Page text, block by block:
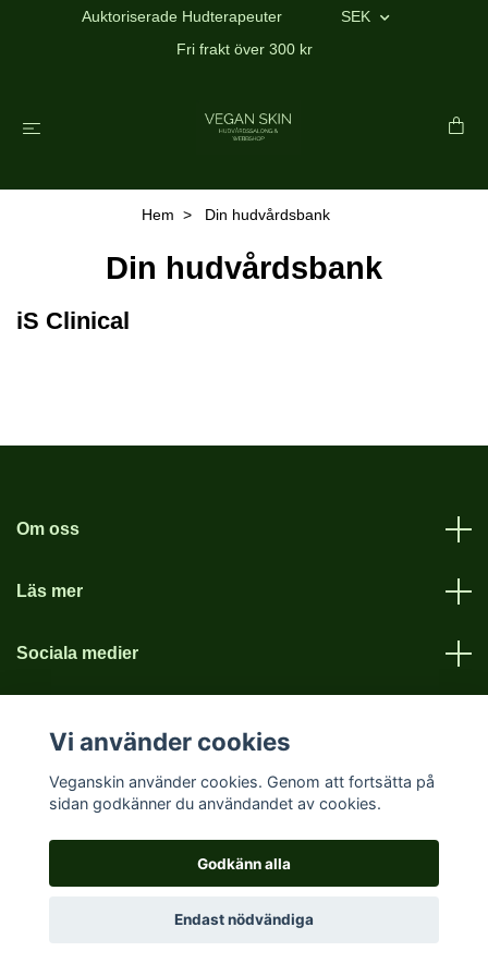
Auktoriserade Hudterapeuter
SEK
Fri frakt över 300 kr
Hem Din hudvårdsbank
Din hudvårdsbank
iS Clinical
Om oss
Läs mer
Sociala medier
© 2026 Vegan skin
Vi använder cookies
Veganskin använder cookies. Genom att fortsätta på
sidan godkänner du användandet av cookies.
Godkänn alla
Endast nödvändiga